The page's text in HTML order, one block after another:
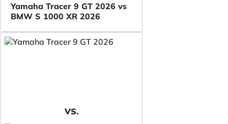
Yamaha Tracer 9 GT 2026 vs
BMW S 1000 XR 2026
VS.